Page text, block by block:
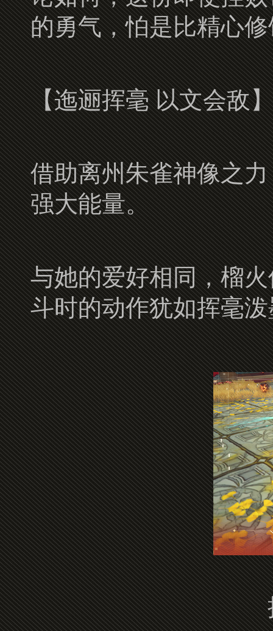
的勇气，怕是比精心
【迤逦挥毫 以文会敌
借助离州朱雀神像之
强大能量。
与她的爱好相同，榴
斗时的动作犹如挥毫